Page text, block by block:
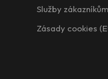
Služby zákazníkům
Zásady cookies